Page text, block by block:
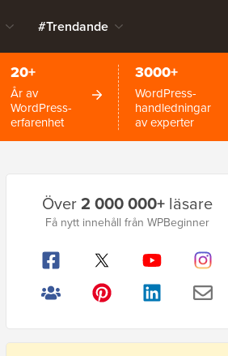
#Trendande
20+
År av
WordPress-
erfarenhet
3000+
WordPress-
handledningar
av experter
Primär
sidofält
Över2 000 000+läsare
Få nytt innehåll från WPBeginner